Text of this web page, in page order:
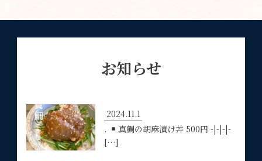
お知らせ
2024.11.1
.
真鯛の胡麻漬け丼 500円 -|-|-|-
[…]